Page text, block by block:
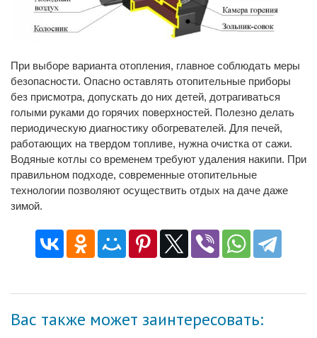
При выборе варианта отопления, главное соблюдать меры
безопасности. Опасно оставлять отопительные приборы
без присмотра, допускать до них детей, дотрагиваться
голыми руками до горячих поверхностей. Полезно делать
периодическую диагностику обогревателей. Для печей,
работающих на твердом топливе, нужна очистка от сажи.
Водяные котлы со временем требуют удаления накипи. При
правильном подходе, современные отопительные
технологии позволяют осуществить отдых на даче даже
зимой.
Вас также может заинтересовать: